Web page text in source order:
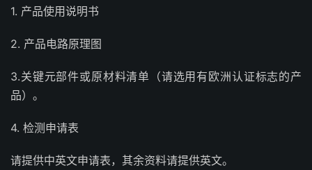
1. 产品使用说明书
2. 产品电路原理图
3.关键元部件或原材料清单（请选用有欧洲认证标志的产
品）。
4. 检测申请表
请提供中英文申请表，其余资料请提供英文。